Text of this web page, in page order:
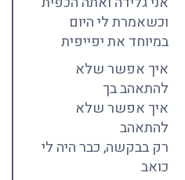
וכשאמרת לי היום
במיוחד את יפייפית
איך אפשר שלא
להתאהב בך
איך אפשר שלא
להתאהב
רק בבקשה, כבר היה לי
כואב